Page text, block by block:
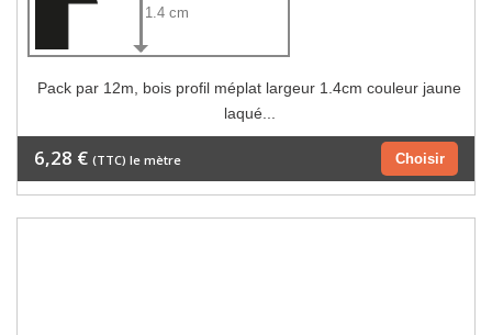
1.4 cm
Pack par 12m, bois profil méplat largeur 1.4cm couleur jaune
laqué...
Choisir
6,28 € (TTC) le mètre